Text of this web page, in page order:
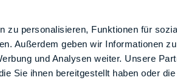
zu personalisieren, Funktionen für
Außerdem geben wir Informationen
und Analysen weiter. Unsere
Sie ihnen bereitgestellt haben oder
finanzen